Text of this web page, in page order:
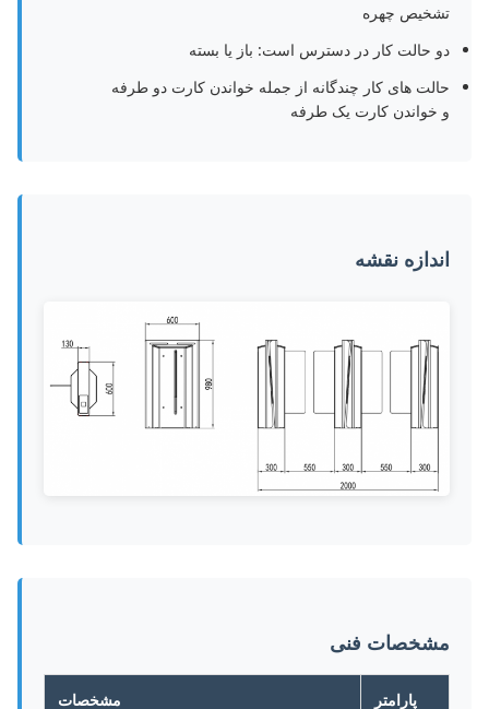
تشخیص چهره
دو حالت کار در دسترس است: باز یا بسته
حالت های کار چندگانه از جمله خواندن کارت دو طرفه
و خواندن کارت یک طرفه
اندازه نقشه
مشخصات فنی
پارامتر مشخصات